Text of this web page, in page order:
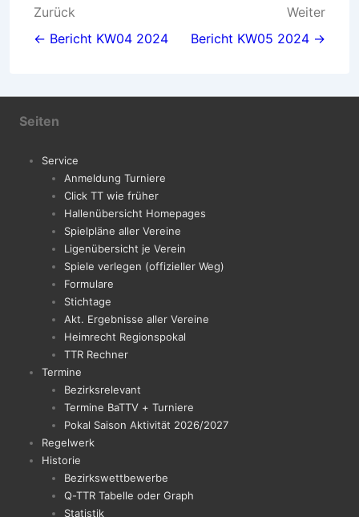
Beitragsnavigation
Zurück
← Bericht KW04 2024
Weiter
Bericht KW05 2024 →
Seiten
Service
Anmeldung Turniere
Click TT wie früher
Hallenübersicht Homepages
Spielpläne aller Vereine
Ligenübersicht je Verein
Spiele verlegen (offizieller Weg)
Formulare
Stichtage
Akt. Ergebnisse aller Vereine
Heimrecht Regionspokal
TTR Rechner
Termine
Bezirksrelevant
Termine BaTTV + Turniere
Pokal Saison Aktivität 2026/2027
Regelwerk
Historie
Bezirkswettbewerbe
Q-TTR Tabelle oder Graph
Statistik